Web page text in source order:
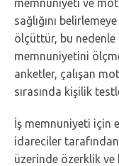
memnuniyeti ve
sağlığını
ölçüttür, bu nedenle
memnuniyetini
anketler, çalışan
sırasında kişilik
İş memnuniyeti için
idareciler
üzerinde özerklik